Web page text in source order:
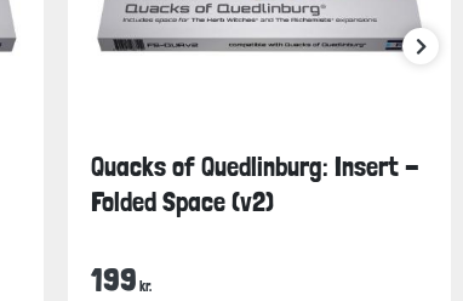
Quacks of Quedlinburg: Insert -
Folded Space (v2)
199 kr.